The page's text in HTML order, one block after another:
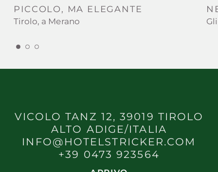
PICCOLO, MA ELEGANTE
Tirolo, a Merano
VICOLO TANZ 12, 39019 TIROLO
ALTO ADIGE/ITALIA
INFO@HOTELSTRICKER.COM
+39 0473 923564